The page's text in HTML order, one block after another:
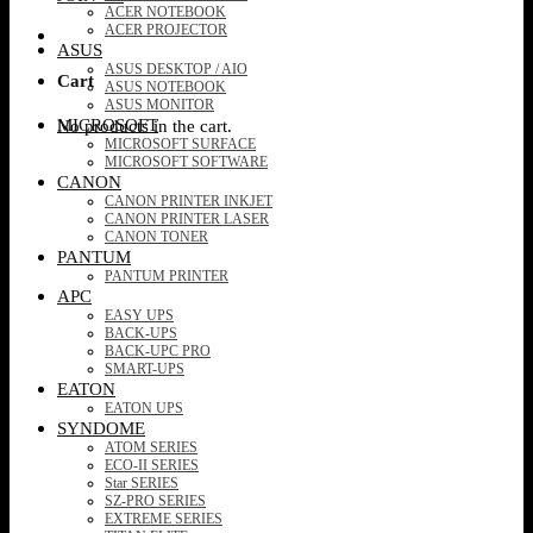
Cart
No products in the cart.
ACER NOTEBOOK
ACER PROJECTOR
ASUS
ASUS DESKTOP / AIO
ASUS NOTEBOOK
ASUS MONITOR
MICROSOFT
MICROSOFT SURFACE
MICROSOFT SOFTWARE
CANON
CANON PRINTER INKJET
CANON PRINTER LASER
CANON TONER
PANTUM
PANTUM PRINTER
APC
EASY UPS
BACK-UPS
BACK-UPC PRO
SMART-UPS
EATON
EATON UPS
SYNDOME
ATOM SERIES
ECO-II SERIES
Star SERIES
SZ-PRO SERIES
EXTREME SERIES